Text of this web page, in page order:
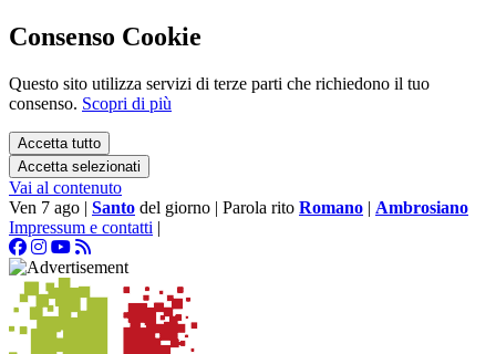
Consenso Cookie
Questo sito utilizza servizi di terze parti che richiedono il tuo
consenso. Scopri di più
Accetta tutto
Accetta selezionati
Vai al contenuto
Ven 7 ago | Santo del giorno | Parola rito Romano | Ambrosiano
Impressum e contatti |